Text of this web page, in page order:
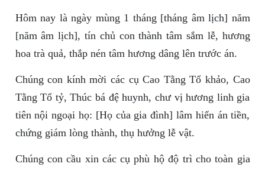
Hôm nay là ngày mùng 1 tháng [tháng âm lịch] năm
[năm âm lịch], tín chủ con thành tâm sắm lễ, hương
hoa trà quả, thắp nén tâm hương dâng lên trước án.
Chúng con kính mời các cụ Cao Tằng Tổ khảo, Cao
Tằng Tổ tỷ, Thúc bá đệ huynh, chư vị hương linh gia
tiên nội ngoại họ: [Họ của gia đình] lâm hiển án tiền,
chứng giám lòng thành, thụ hưởng lễ vật.
Chúng con cầu xin các cụ phù hộ độ trì cho toàn gia